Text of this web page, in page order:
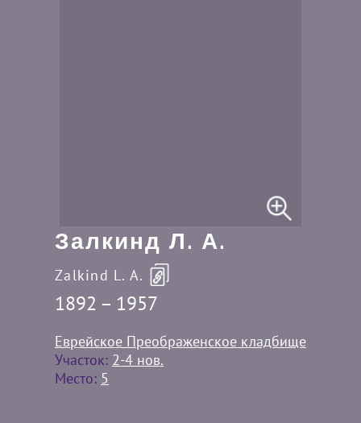
Залкинд Л. А.
Zalkind L. A.
1892 – 1957
Еврейское Преображенское кладбище
Участок: 2-4 нов.
Место: 5